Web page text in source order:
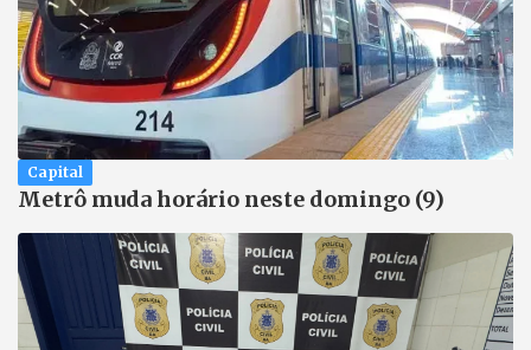
Capital
Metrô muda horário neste domingo (9)